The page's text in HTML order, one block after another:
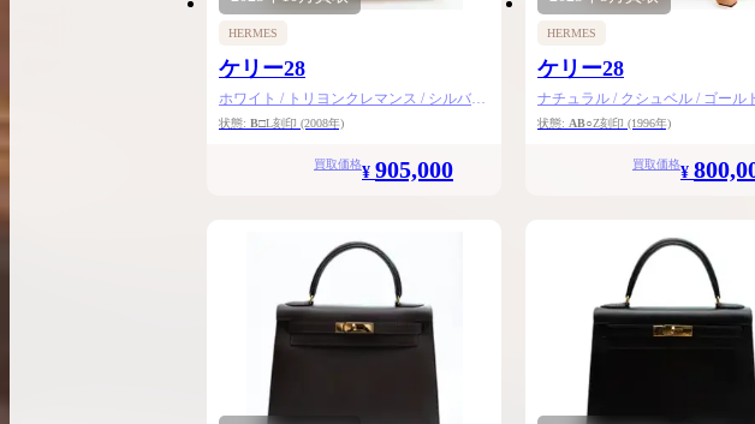
HERMES
ケリー28
ホワイト / トリヨンクレマンス / シルバー
金具
状態: B□L刻印 (2008年)
買取価格¥ 905,000
HERMES
ケリー28
ナチュラル / クシュベル / ゴール
状態: AB○Z刻印 (1996年)
買取価格¥